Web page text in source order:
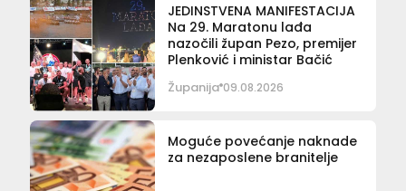
JEDINSTVENA MANIFESTACIJA
Na 29. Maratonu lađa
nazočili župan Pezo, premijer
Plenković i ministar Bačić
Županija 09.08.2026
Moguće povećanje naknade
za nezaposlene branitelje